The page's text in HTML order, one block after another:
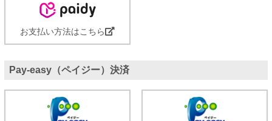
お支払い方法はこちら
Pay-easy（ペイジー）決済